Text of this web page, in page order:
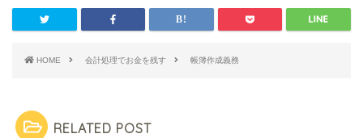
HOME 会計処理でお金を残す 帳簿作成義務
RELATED POST